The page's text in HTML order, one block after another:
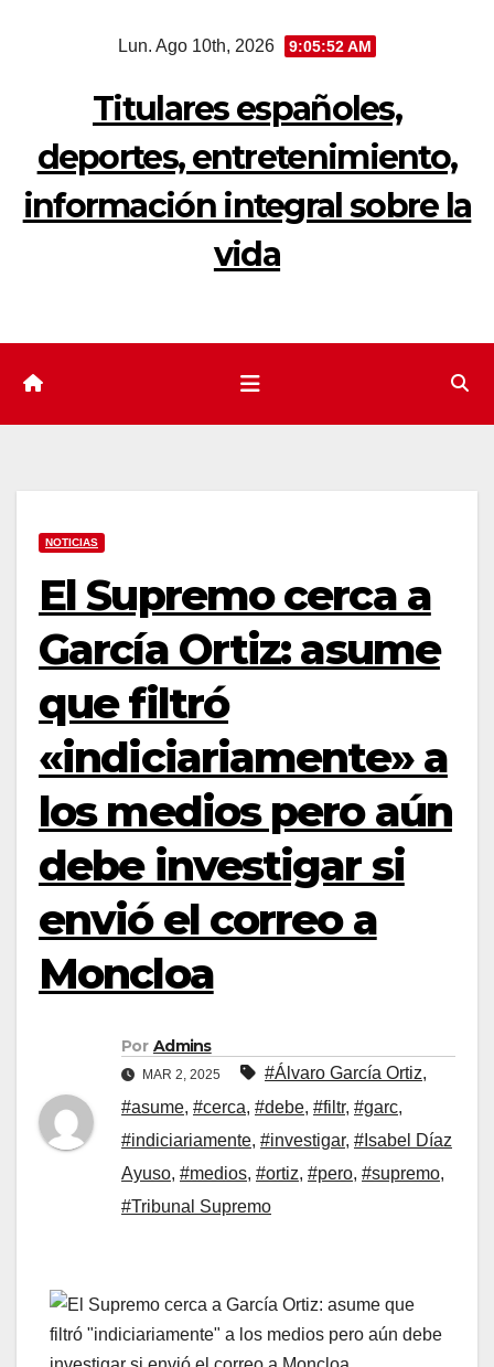
Lun. Ago 10th, 2026 9:05:53 AM
Titulares españoles,
deportes, entretenimiento,
información integral sobre la
vida
NOTICIAS
El Supremo cerca a
García Ortiz: asume
que filtró
«indiciariamente» a
los medios pero aún
debe investigar si
envió el correo a
Moncloa
Por Admins
MAR 2, 2025 #Álvaro García Ortiz,
#asume, #cerca, #debe, #filtr, #garc,
#indiciariamente, #investigar, #Isabel Díaz
Ayuso, #medios, #ortiz, #pero, #supremo,
#Tribunal Supremo